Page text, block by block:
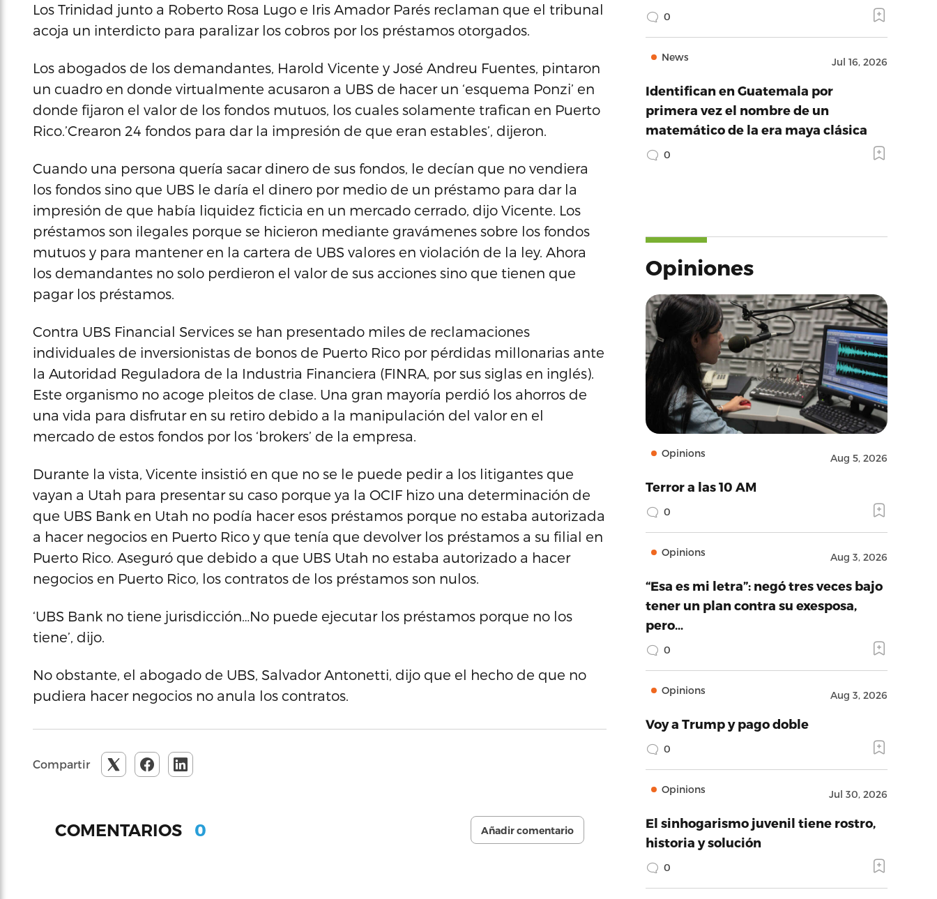
Los Trinidad junto a Roberto Rosa Lugo e Iris Amador Parés reclaman que el tribunal
acoja un interdicto para paralizar los cobros por los préstamos otorgados.
Los abogados de los demandantes, Harold Vicente y José Andreu Fuentes, pintaron
un cuadro en donde virtualmente acusaron a UBS de hacer un ‘esquema Ponzi’ en
donde fijaron el valor de los fondos mutuos, los cuales solamente trafican en Puerto
Rico.’Crearon 24 fondos para dar la impresión de que eran estables’, dijeron.
Cuando una persona quería sacar dinero de sus fondos, le decían que no vendiera
los fondos sino que UBS le daría el dinero por medio de un préstamo para dar la
impresión de que había liquidez ficticia en un mercado cerrado, dijo Vicente. Los
préstamos son ilegales porque se hicieron mediante gravámenes sobre los fondos
mutuos y para mantener en la cartera de UBS valores en violación de la ley. Ahora
los demandantes no solo perdieron el valor de sus acciones sino que tienen que
pagar los préstamos.
Contra UBS Financial Services se han presentado miles de reclamaciones
individuales de inversionistas de bonos de Puerto Rico por pérdidas millonarias ante
la Autoridad Reguladora de la Industria Financiera (FINRA, por sus siglas en inglés).
Este organismo no acoge pleitos de clase. Una gran mayoría perdió los ahorros de
una vida para disfrutar en su retiro debido a la manipulación del valor en el
mercado de estos fondos por los ‘brokers’ de la empresa.
Durante la vista, Vicente insistió en que no se le puede pedir a los litigantes que
vayan a Utah para presentar su caso porque ya la OCIF hizo una determinación de
que UBS Bank en Utah no podía hacer esos préstamos porque no estaba autorizada
a hacer negocios en Puerto Rico y que tenía que devolver los préstamos a su filial en
Puerto Rico. Aseguró que debido a que UBS Utah no estaba autorizado a hacer
negocios en Puerto Rico, los contratos de los préstamos son nulos.
‘UBS Bank no tiene jurisdicción…No puede ejecutar los préstamos porque no los
tiene’, dijo.
No obstante, el abogado de UBS, Salvador Antonetti, dijo que el hecho de que no
pudiera hacer negocios no anula los contratos.
Compartir
COMENTARIOS 0 Añadir comentario
0
News Jul 16, 2026
Identifican en Guatemala por
primera vez el nombre de un
matemático de la era maya clásica
0
Opiniones
Opinions Aug 5, 2026
Terror a las 10 AM
0
Opinions Aug 3, 2026
“Esa es mi letra”: negó tres veces bajo
tener un plan contra su exesposa,
pero…
0
Opinions Aug 3, 2026
Voy a Trump y pago doble
0
Opinions Jul 30, 2026
El sinhogarismo juvenil tiene rostro,
historia y solución
0